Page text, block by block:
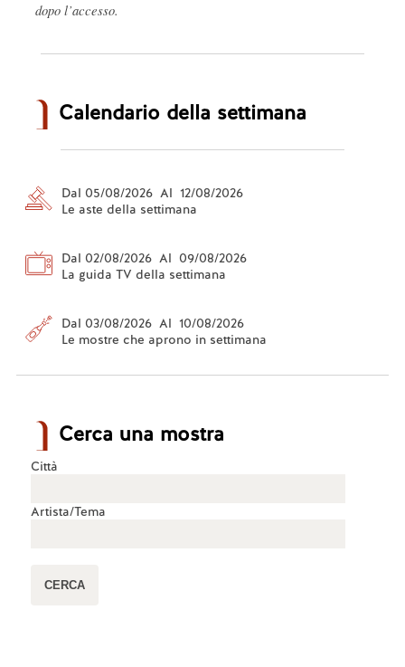
dopo l’accesso.
Calendario della settimana
Dal 05/08/2026 Al 12/08/2026
Le aste della settimana
Dal 02/08/2026 Al 09/08/2026
La guida TV della settimana
Dal 03/08/2026 Al 10/08/2026
Le mostre che aprono in settimana
Cerca una mostra
Città
Artista/Tema